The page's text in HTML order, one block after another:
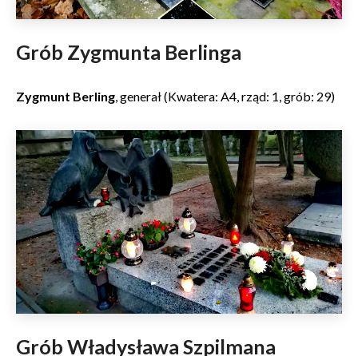
Grób Zygmunta Berlinga
Zygmunt Berling, generał (Kwatera: A4, rząd: 1, grób: 29)
Grób Władysława Szpilmana